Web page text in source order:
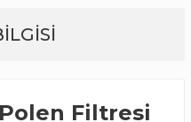
Filtresi